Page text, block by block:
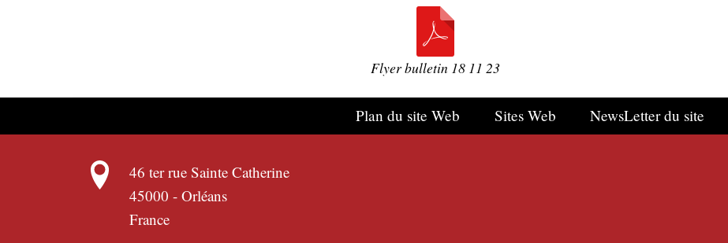
Flyer bulletin 18 11 23
Plan du site Web Sites Web NewsLetter du site
46 ter rue Sainte Catherine
45000-Orléans
France